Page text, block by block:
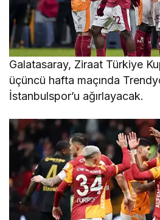
Galatasaray, Ziraat Türkiye
üçüncü hafta maçında
İstanbulspor’u ağırlayacak.